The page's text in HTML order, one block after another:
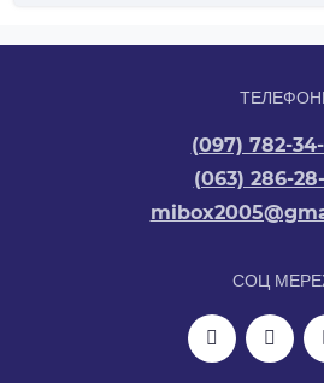
Виготовлені з високоякісної
Україні для підприємств будь-якого
придбати можна оптом від 10 штук
гроверами та гайками відповідних
(097) 782-
(063) 286-
СОЦ